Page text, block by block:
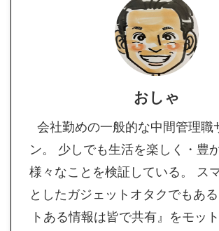
おしゃ
会社勤めの一般的な中間管理職
ン。 少しでも生活を楽しく・豊
様々なことを検証している。 ス
としたガジェットオタクでもあ
トある情報は皆で共有』をモッ